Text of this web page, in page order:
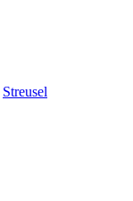
Streusel